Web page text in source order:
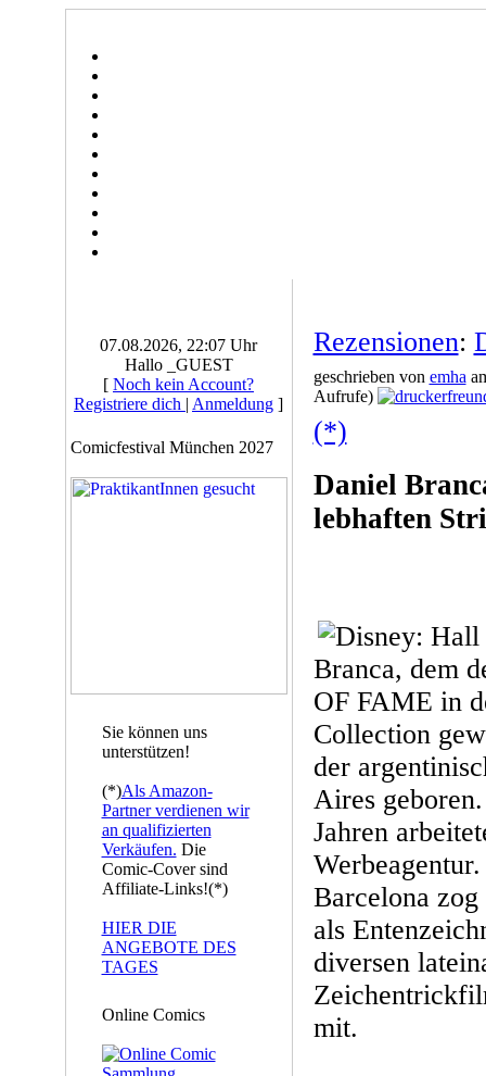
07.08.2026, 22:07 Uhr
Hallo _GUEST
[ Noch kein Account?
Registriere dich | Anmeldung ]
Comicfestival München 2027
Sie können uns
unterstützen!
(*)Als Amazon-
Partner verdienen wir
an qualifizierten
Verkäufen. Die
Comic-Cover sind
Affiliate-Links!(*)
HIER DIE
ANGEBOTE DES
TAGES
Online Comics
Rezensionen:
geschrieben von emha
Aufrufe)
(*)
Daniel
lebhaften
Branca, dem
OF FAME in
Collection
der
Aires
Jahren
Barcelona
als
diversen
mit.